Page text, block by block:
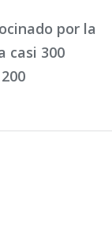
por la
casi 300